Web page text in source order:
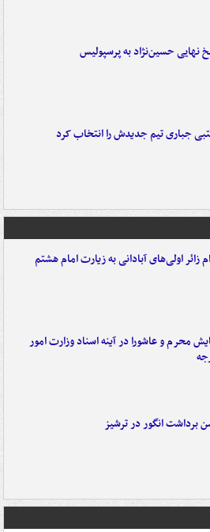
نهایی حسین‌نژاد به پرسپولیس
جباری تیم جدیدش را انتخاب کرد
زائر اولی‌های آبادانی به زیارت امام هشتم
محرم و عاشورا در آینه اسناد وزارت امور
برداشت انگور در ترشیز